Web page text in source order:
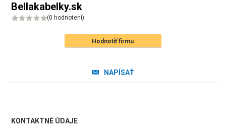
Bellakabelky.sk
(0 hodnotení)
Hodnotiť firmu
NAPÍSAŤ
KONTAKTNÉ ÚDAJE